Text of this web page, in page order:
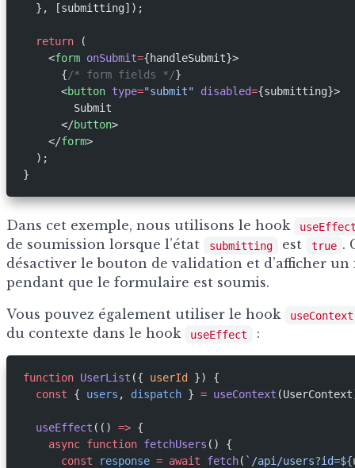
  }, [submitting]);
  return
(
    <
form onSubmit={handleSubmit}>
      {
/* form fields */}
      <
button type="submit" disabled={submitting}>
        Submit
      </
button>
    </
form>
  );
}
Dans cet exemple, nous utilisons le hook
de soumission lorsque l’état submitting est true .
désactiver le bouton de validation et d’afficher
pendant que le formulaire est soumis.
Vous pouvez également utiliser le hook
useContext
du contexte dans le hook useEffect :
function UserList ({ userId
}) {
  const
{ users , dispatch } = useContext
  useEffect
(() => {
    async
function fetchUsers () {
      const
response = await fetch( `/api/users?id=${